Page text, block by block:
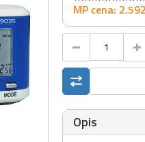
MP cena:
Opis